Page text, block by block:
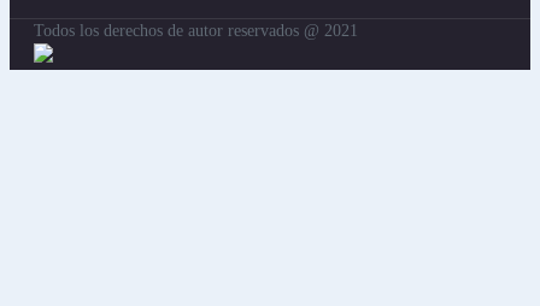
Todos los derechos de autor reservados @ 2021